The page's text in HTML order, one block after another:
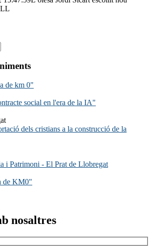
de km 0"
social en l'era de la IA"
dels cristians a la construcció de la
i Patrimoni - El Prat de Llobregat
de KM0"
nosaltres